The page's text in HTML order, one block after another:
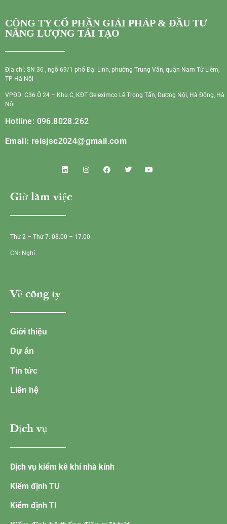
CÔNG TY CỔ PHẦN GIẢI PHÁP & ĐẦU TƯ
NĂNG LƯỢNG TÁI TẠO
Địa chỉ: SN 36 , ngõ 69/1 phố Đại Linh, phường Trung Văn, quận Nam Từ Liêm,
TP Hà Nội
VPĐD: C36 Ô 24 – Khu C, KĐT Geleximco Lê Trọng Tấn, Dương Nội, Hà Đông, Hà
Nội
Hotline: 096.8028.262
Email: reisjsc2024@gmail.com
Giờ làm việc
Thứ 2 – Thứ 7: 08.00 – 17.00
CN: Nghỉ
Về công ty
Giới thiệu
Dự án
Tin tức
Liên hệ
Dịch vụ
Dịch vụ kiểm kê khí nhà kính
Kiểm định TU
Kiểm định TI